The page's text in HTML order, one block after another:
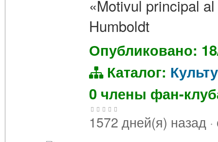
«Motivul principal
Humboldt
Опубликовано:
Каталог:
0 члены фан-
1572 дней(я) назад ·